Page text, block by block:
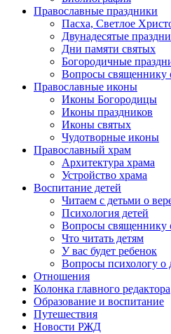
Православные праздники
Пасха, Светлое
Двунадесятые
Дни памяти святых
Богородичные
Вопросы священнику
Православные иконы
Иконы Богородицы
Иконы праздников
Иконы святых
Чудотворные иконы
Православный храм
Архитектура храма
Устройство храма
Воспитание детей
Читаем с детьми о
Психология детей
Вопросы священнику
Что читать детям
У вас будет ребенок
Вопросы психологу о
Отношения
Колонка главного редактора
Образование и воспитание
Путешествия
Новости РЖД